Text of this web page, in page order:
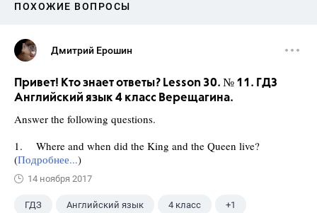
ПОХОЖИЕ ВОПРОСЫ
Дмитрий Ерошин
Привет! Кто знает ответы? Lesson 30. № 11. ГДЗ
Английский язык 4 класс Верещагина.
Answer the following questions.
1. Where and when did the King and the Queen live?
(Подробнее...)
14 ноября 2017
ГДЗ Английский язык 4 класс +1